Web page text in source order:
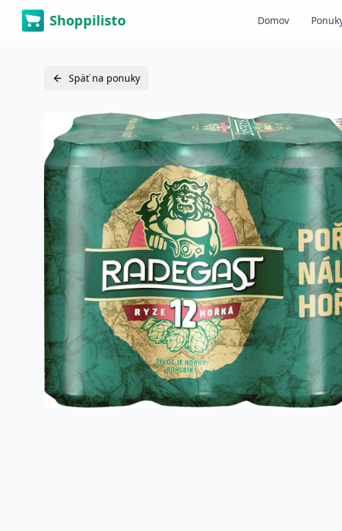
Shoppilisto Domov
Späť na ponuky